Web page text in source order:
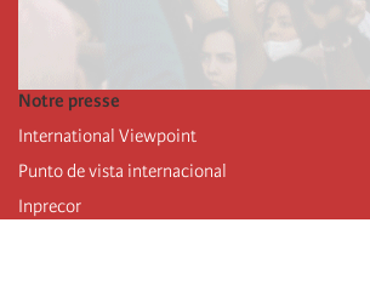
Notre presse
International Viewpoint
Punto de vista internacional
Inprecor